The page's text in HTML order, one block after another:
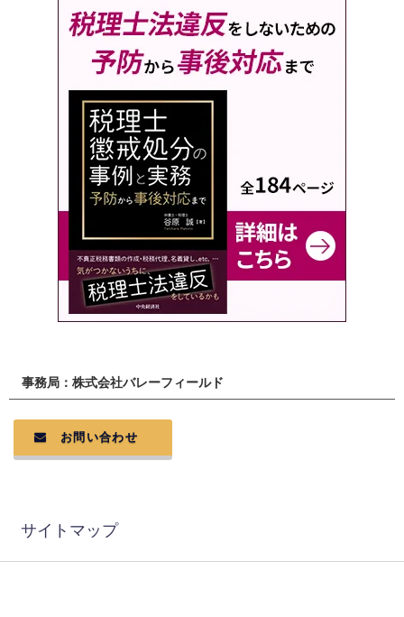
事務局：株式会社バレーフィールド
お問い合わせ
サイトマップ